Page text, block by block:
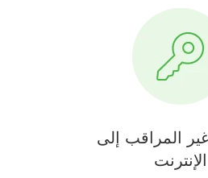
المراقب إلى
الإنترنت